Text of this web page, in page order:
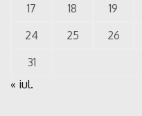
17
18 19
24
25 26
31
« iul.